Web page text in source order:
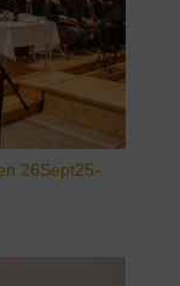
26Sept25-